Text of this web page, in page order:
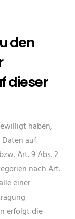
den
dieser
haben,
auf
Art. 9 Abs. 2
nach Art.
einer
erfolgt die